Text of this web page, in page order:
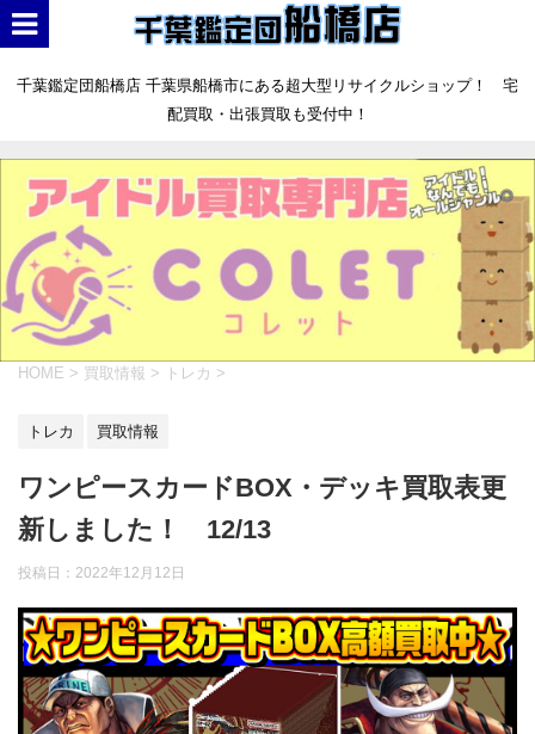
千葉鑑定団船橋店 千葉県船橋市にある超大型リサイクルショップ！ 宅
配買取・出張買取も受付中！
HOME > 買取情報 > トレカ >
トレカ 買取情報
ワンピースカードBOX・デッキ買取表更
新しました！ 12/13
投稿日： 2022年12月12日